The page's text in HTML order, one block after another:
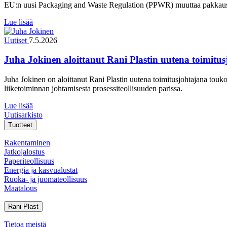
EU:n uusi Packaging and Waste Regulation (PPWR) muuttaa
Lue lisää
Uutiset 7.5.2026
Juha Jokinen aloittanut Rani Plastin uutena
Juha Jokinen on aloittanut Rani Plastin uutena toimitusjohtajana
liiketoiminnan johtamisesta prosessiteollisuuden parissa.
Lue lisää
Uutisarkisto
Tuotteet
Rakentaminen
Jatkojalostus
Paperiteollisuus
Energia ja kasvualustat
Ruoka- ja juomateollisuus
Maatalous
Rani Plast
Tietoa meistä